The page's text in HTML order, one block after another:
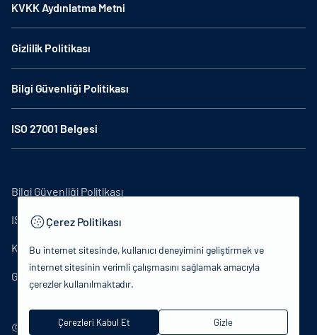
KVKK Aydınlatma Metni
Gizlilik Politikası
Bilgi Güvenliği Politikası
ISO 27001 Belgesi
© 2024 T.C.Kültür ve Turizm Bakanlığı - Tüm hakları saklıdır.
Bilgi Güvenliği Politikası
ISO27001
KVKK Aydınlatma Metni
Gizlilik Politikası
Çerez Politikası
Bu internet sitesinde, kullanıcı deneyimini geliştirmek ve
internet sitesinin verimli çalışmasını sağlamak amacıyla
çerezler kullanılmaktadır.
Çerezleri Kabul Et Gizle